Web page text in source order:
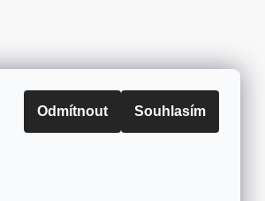
Odmítnout Souhlasím